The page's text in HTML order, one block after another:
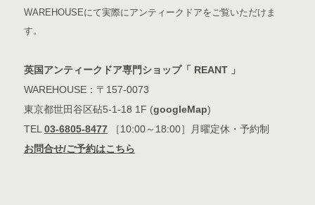
WAREHOUSEにて実際にアンティークドアをご覧いただけま
す。
英国アンティークドア専門ショップ「 REANT 」
WAREHOUSE：〒157-0073
東京都世田谷区砧5-1-18 1F (googleMap)
TEL03-6805-8477 ［10:00～18:00］月曜定休・予約制
お問合せ/ご予約はこちら